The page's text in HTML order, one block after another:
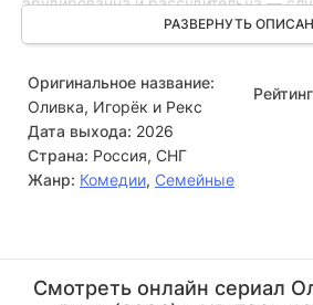
бабушкину библиотеку, она обрела
мир. Ее лучший друг Игорек —
влюбленный в Оливку, готовый
затею.
РАЗВЕРНУТЬ
Оригинальное название:
Оливка, Игорёк и Рекс
Дата выхода: 2026
Страна: Россия, СНГ
Жанр: Комедии, Семейные
(Гена)
Смотреть онлайн сериал